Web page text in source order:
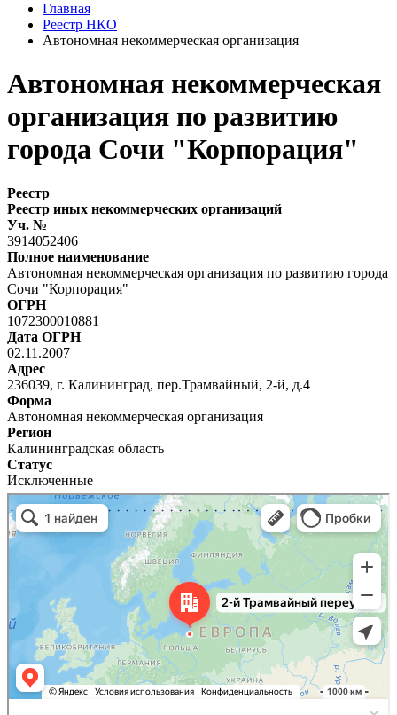
Главная
Реестр НКО
Автономная некоммерческая организация
Автономная некоммерческая
организация по развитию
города Сочи "Корпорация"
Реестр
Реестр иных некоммерческих организаций
Уч. №
3914052406
Полное наименование
Автономная некоммерческая организация по развитию города
Сочи "Корпорация"
ОГРН
1072300010881
Дата ОГРН
02.11.2007
Адрес
236039, г. Калининград, пер.Трамвайный, 2-й, д.4
Форма
Автономная некоммерческая организация
Регион
Калининградская область
Статус
Исключенные